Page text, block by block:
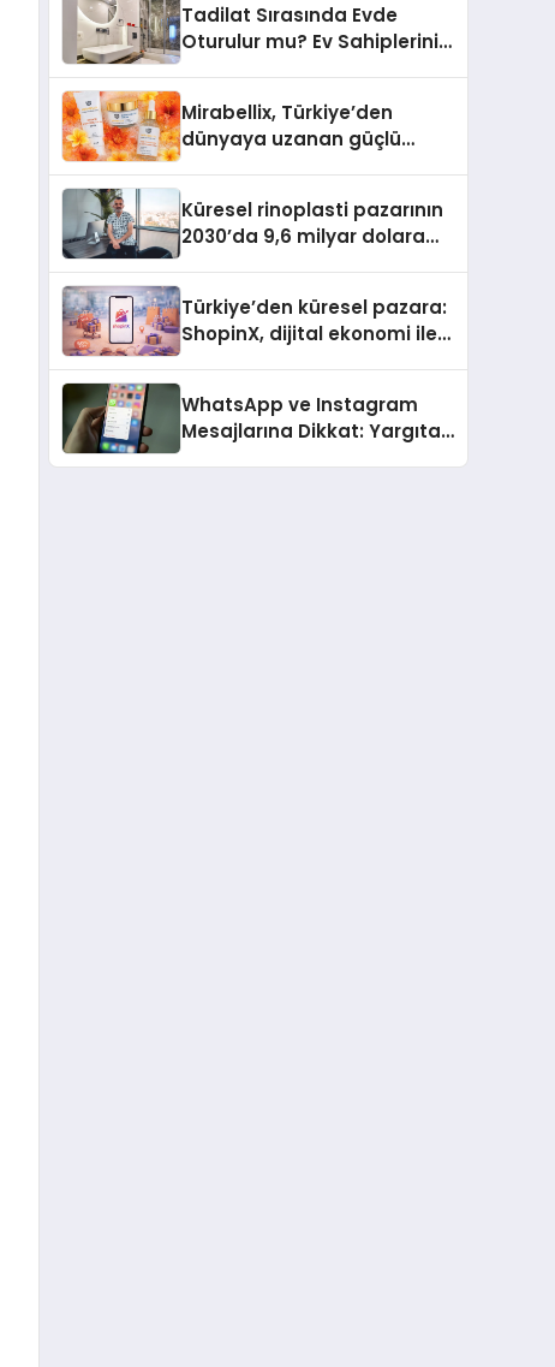
Tadilat Sırasında Evde
Oturulur mu? Ev Sahiplerinin
Mirabellix, Türkiye’den
dünyaya uzanan güçlü
Küresel rinoplasti pazarının
2030’da 9,6 milyar dolara
Türkiye’den küresel pazara:
ShopinX, dijital ekonomi ile
WhatsApp ve Instagram
Mesajlarına Dikkat: Yargıtay